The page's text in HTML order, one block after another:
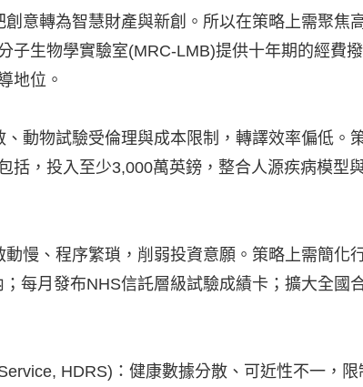
意轉為智慧財產與新創。所以在策略上需聚焦
生物學實驗室(MRC-LMB)提供十年期的經費
地位。
動物試驗受倫理與成本限制，轉譯效率偏低。
，投入至少3,000萬英鎊，整合人源疾病模型
慢、程序繁瑣，削弱投資意願。策略上需簡化
每月發布NHS信託層級試驗成績卡；擴大全國
HDRS)：健康數據分散、可近性不一，